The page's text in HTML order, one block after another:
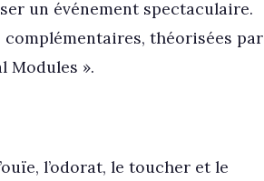
un événement spectaculaire.
théorisées par
Modules ».
l’odorat, le toucher et le